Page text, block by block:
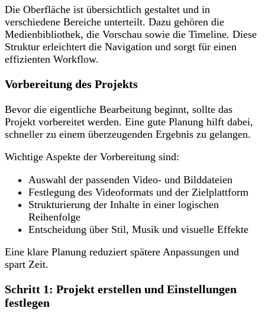
Die Oberfläche ist übersichtlich gestaltet und in
verschiedene Bereiche unterteilt. Dazu gehören die
Medienbibliothek, die Vorschau sowie die Timeline. Diese
Struktur erleichtert die Navigation und sorgt für einen
effizienten Workflow.
Vorbereitung des Projekts
Bevor die eigentliche Bearbeitung beginnt, sollte das
Projekt vorbereitet werden. Eine gute Planung hilft dabei,
schneller zu einem überzeugenden Ergebnis zu gelangen.
Wichtige Aspekte der Vorbereitung sind:
Auswahl der passenden Video- und Bilddateien
Festlegung des Videoformats und der Zielplattform
Strukturierung der Inhalte in einer logischen
Reihenfolge
Entscheidung über Stil, Musik und visuelle Effekte
Eine klare Planung reduziert spätere Anpassungen und
spart Zeit.
Schritt 1: Projekt erstellen und Einstellungen
festlegen